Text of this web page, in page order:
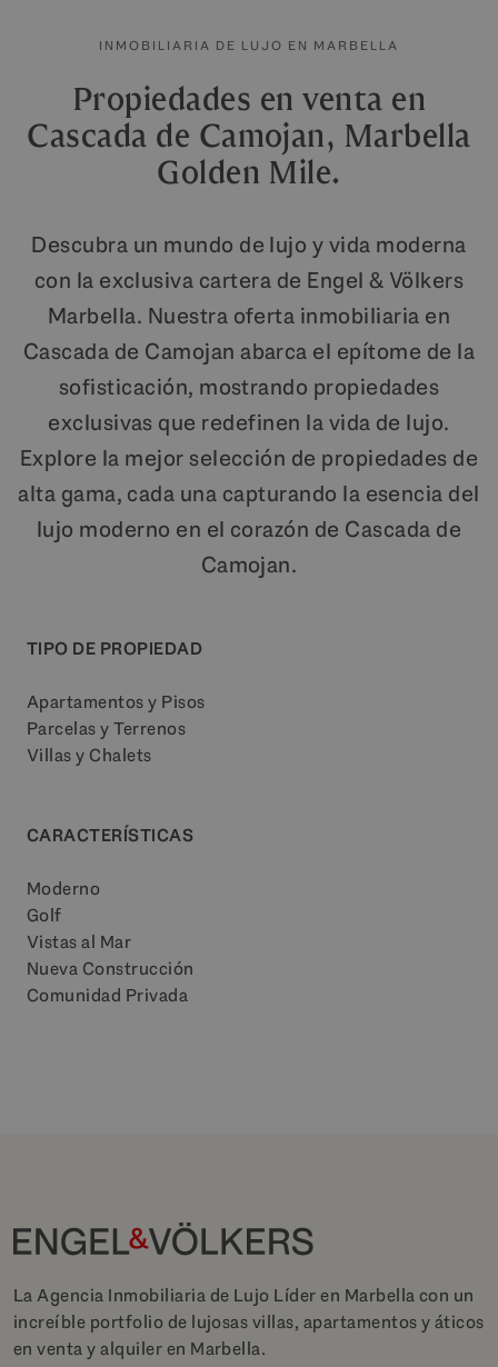
INMOBILIARIA DE LUJO EN MARBELLA
Propiedades en venta en
Cascada de Camojan, Marbella
Golden Mile.
Descubra un mundo de lujo y vida moderna
con la exclusiva cartera de Engel & Völkers
Marbella. Nuestra oferta inmobiliaria en
Cascada de Camojan abarca el epítome de la
sofisticación, mostrando propiedades
exclusivas que redefinen la vida de lujo.
Explore la mejor selección de propiedades de
alta gama, cada una capturando la esencia del
lujo moderno en el corazón de Cascada de
Camojan.
TIPO DE PROPIEDAD
Apartamentos y Pisos
Parcelas y Terrenos
Villas y Chalets
CARACTERÍSTICAS
Moderno
Golf
Vistas al Mar
Nueva Construcción
Comunidad Privada
La Agencia Inmobiliaria de Lujo Líder en Marbella con un
increíble portfolio de lujosas villas, apartamentos y áticos
en venta y alquiler en Marbella.